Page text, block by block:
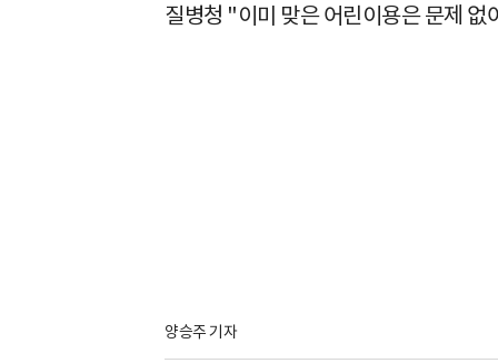
질병청 "이미 맞은 어린이용은 문제 없
양승주 기자